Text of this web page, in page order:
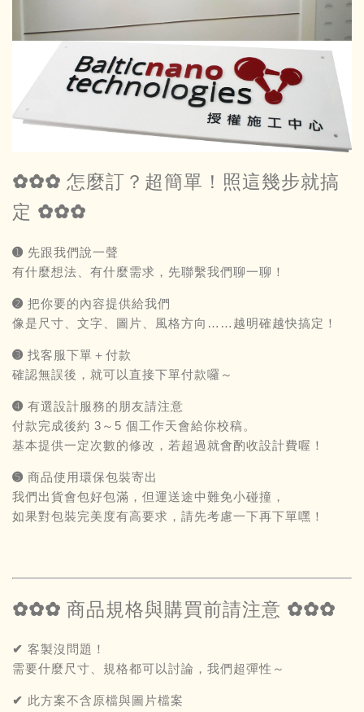
✿✿✿ 怎麼訂？超簡單！照這幾步就搞
定 ✿✿✿
➊ 先跟我們說一聲
有什麼想法、有什麼需求，先聯繫我們聊一聊！
➋ 把你要的內容提供給我們
像是尺寸、文字、圖片、風格方向……越明確越快搞定！
➌ 找客服下單＋付款
確認無誤後，就可以直接下單付款囉～
➍ 有選設計服務的朋友請注意
付款完成後約 3～5 個工作天會給你校稿。
基本提供一定次數的修改，若超過就會酌收設計費喔！
➎ 商品使用環保包裝寄出
我們出貨會包好包滿，但運送途中難免小碰撞，
如果對包裝完美度有高要求，請先考慮一下再下單嘿！
✿✿✿ 商品規格與購買前請注意 ✿✿✿
✔ 客製沒問題！
需要什麼尺寸、規格都可以討論，我們超彈性～
✔ 此方案不含原檔與圖片檔案